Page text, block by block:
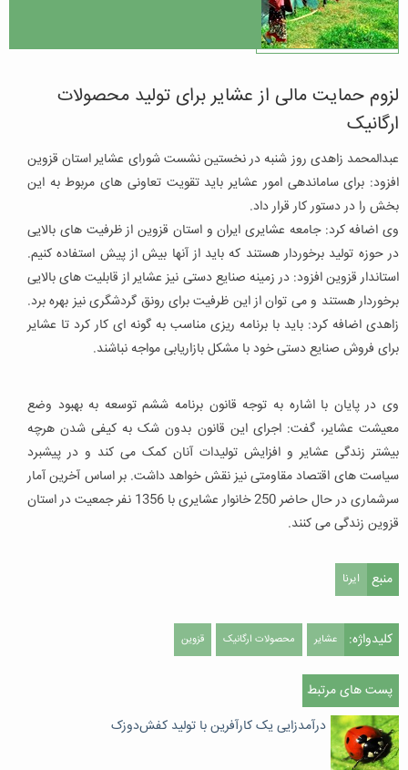
لزوم حمایت مالی از عشایر برای تولید محصولات
ارگانیک
عبدالمحمد زاهدی روز شنبه در نخستین نشست شورای عشایر استان قزوین
افزود: برای ساماندهی امور عشایر باید تقویت تعاونی های مربوط به این
بخش را در دستور کار قرار داد.
وی اضافه کرد: جامعه عشایری ایران و استان قزوین از ظرفیت های بالایی
در حوزه تولید برخوردار هستند که باید از آنها بیش از پیش استفاده کنیم.
استاندار قزوین افزود: در زمینه صنایع دستی نیز عشایر از قابلیت های بالایی
برخوردار هستند و می توان از این ظرفیت برای رونق گردشگری نیز بهره برد.
زاهدی اضافه کرد: باید با برنامه ریزی مناسب به گونه ای کار کرد تا عشایر
برای فروش صنایع دستی خود با مشکل بازاریابی مواجه نباشند.
وی در پایان با اشاره به توجه قانون برنامه ششم توسعه به بهبود وضع
معیشت عشایر، گفت: اجرای این قانون بدون شک به کیفی شدن هرچه
بیشتر زندگی عشایر و افزایش تولیدات آنان کمک می کند و در پیشبرد
سیاست های اقتصاد مقاومتی نیز نقش خواهد داشت. بر اساس آخرین آمار
سرشماری در حال حاضر 250 خانوار عشایری با 1356 نفر جمعیت در استان
قزوین زندگی می کنند.
منبع ایرنا
کلیدواژه: عشایر محصولات ارگانیک قزوین
پست های مرتبط
درآمدزایی یک کارآفرین با تولید کفش‌دوزک